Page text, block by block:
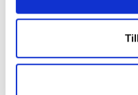
hendes